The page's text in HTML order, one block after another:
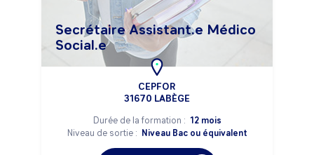
Secrétaire Assistant.e Médico
Social.e
CEPFOR
31670 LABÈGE
Durée de la formation : 12 mois
Niveau de sortie : Niveau Bac ou équivalent